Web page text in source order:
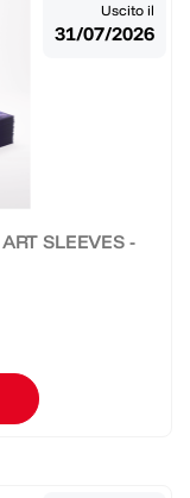
SLEEVES -
Uscito il
31/07/2026